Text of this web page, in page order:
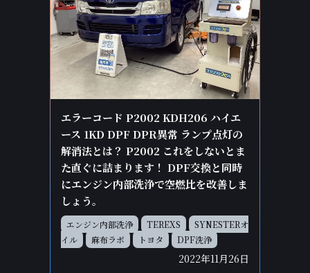
エラーコード P2002 KDH206 ハイエ
ース 1KD DPF DPR異常 ランプ点灯の
解消法とは？ P2002 これをしないとま
た直ぐに詰まります！ DPF交換と同時
にエンジン内部洗浄で空燃比を改善しま
しょう。
エンジン内部洗浄 TEREXS
SYNESTERオ
イル
麻布ラボ トヨタ DPF洗浄
2022年11月26日